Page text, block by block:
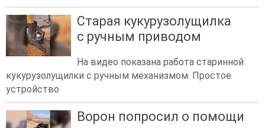
Старая кукурузолущилка
с ручным приводом
На видео показана работа старинной
кукурузолущилки с ручным механизмом. Простое
устройство
Ворон попросил о помощи